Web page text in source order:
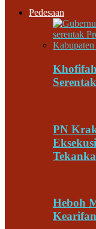
Pedesaan
PN
Heboh